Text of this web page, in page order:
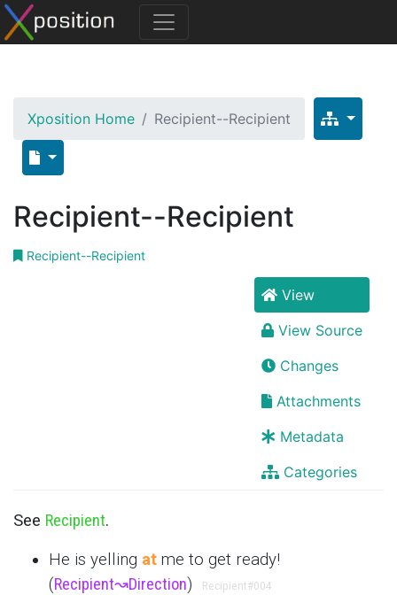
Xposition Home Recipient--Recipient
Recipient--Recipient
Recipient--Recipient
View
View Source
Changes
Attachments
Metadata
Categories
See Recipient.
He is yelling at me to get ready!
(Recipient↝Direction) Recipient#004